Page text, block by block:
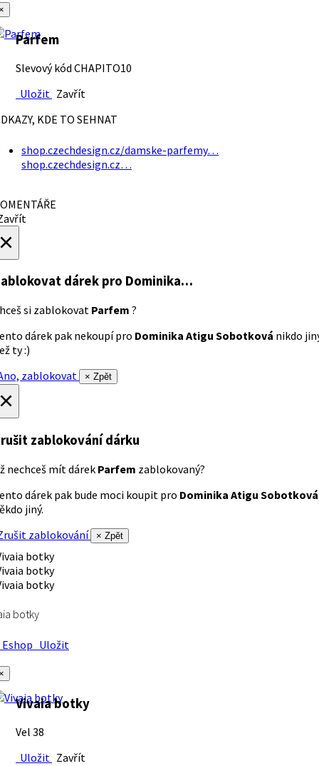
Parfem
Slevový kód CHAPITO10
Uložit Zavřít
KDE TO SEHNAT
shop.czechdesign.cz/damske-parfemy…
shop.czechdesign.cz…
dárek pro Dominika…
si zablokovat Parfem ?
dárek pak nekoupí pro Dominika Atigu Sobotková nikdo
ty :)
zablokovat
× Zpět
zablokování dárku
nechceš mít dárek Parfem zablokovaný?
dárek pak bude moci koupit pro Dominika Atigu Sobotková
jiný.
zablokování
× Zpět
botky
Uložit
Vivaia botky
Vel 38
Uložit Zavřít